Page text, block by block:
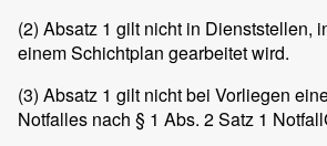
(2) Absatz 1 gilt nicht in Dienststellen,
einem Schichtplan gearbeitet wird.
(3) Absatz 1 gilt nicht bei Vorliegen
Notfalles nach § 1 Abs. 2 Satz 1